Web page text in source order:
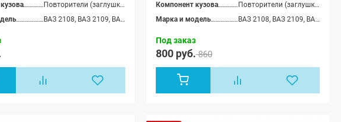
Повторители (заглушки) поворотов в крылья
ВАЗ 2108, ВАЗ 2109, ВАЗ 21099
Компонент кузова
Повторители (заглушки) поворотов в крылья
Марка и модель
ВАЗ 2108, ВАЗ 2109, ВАЗ 21099
Под заказ
800 руб.860